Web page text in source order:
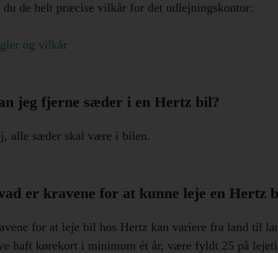
du de helt præcise vilkår for det udlejningskontor:
og vilkår
jeg fjerne sæder i en Hertz bil?
alle sæder skal være i bilen.
er kravene for at kunne leje en Hertz
for at leje bil hos Hertz kan variere fra land til
haft kørekort i minimum ét år, være fyldt 25 på